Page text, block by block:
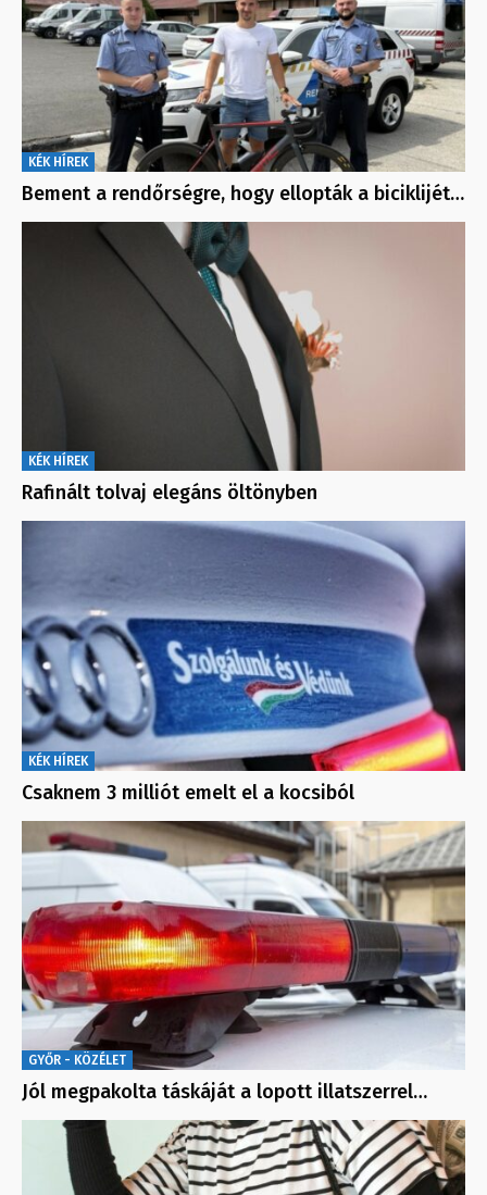
KÉK HÍREK
Bement a rendőrségre, hogy ellopták a biciklijét…
KÉK HÍREK
Rafinált tolvaj elegáns öltönyben
KÉK HÍREK
Csaknem 3 milliót emelt el a kocsiból
GYŐR - KÖZÉLET
Jól megpakolta táskáját a lopott illatszerrel…